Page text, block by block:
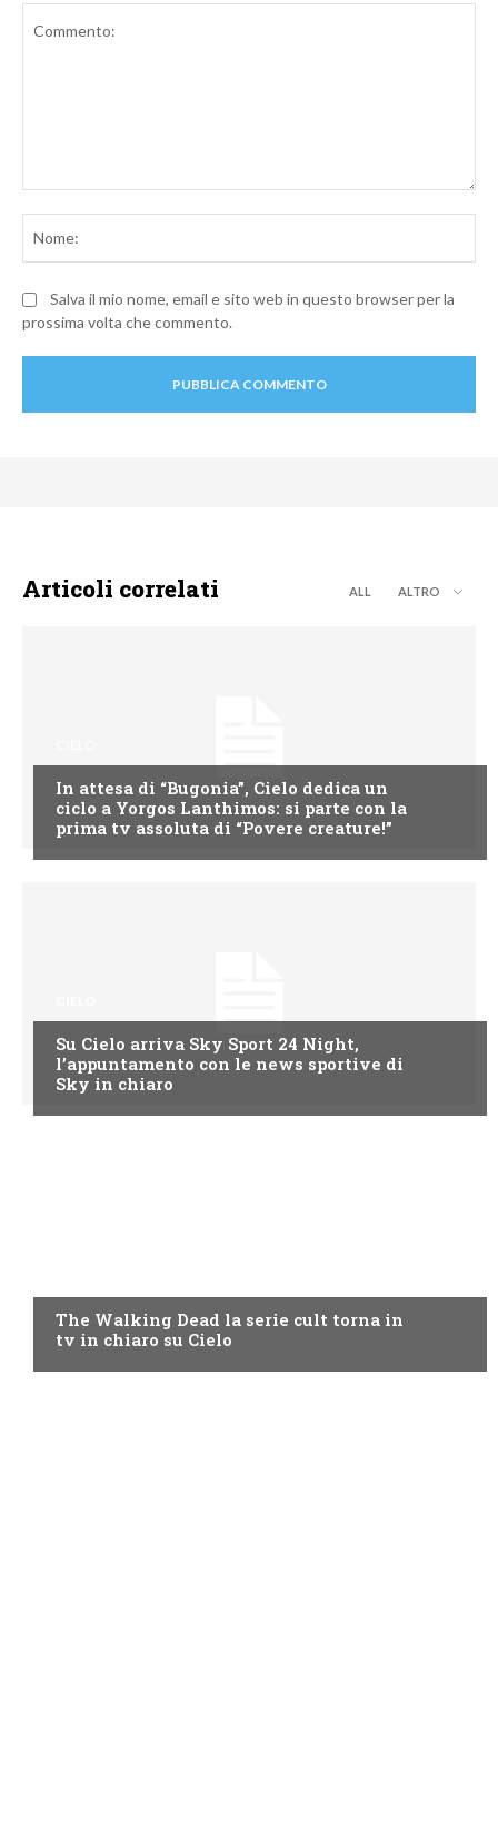
Salva il mio nome, email e sito web in questo browser per la
prossima volta che commento.
Articoli correlati ALL ALTRO
In attesa di “Bugonia”, Cielo dedica un
ciclo a Yorgos Lanthimos: si parte con la
prima tv assoluta di “Povere creature!”
Su Cielo arriva Sky Sport 24 Night,
l’appuntamento con le news sportive di
Sky in chiaro
The Walking Dead la serie cult torna in
tv in chiaro su Cielo